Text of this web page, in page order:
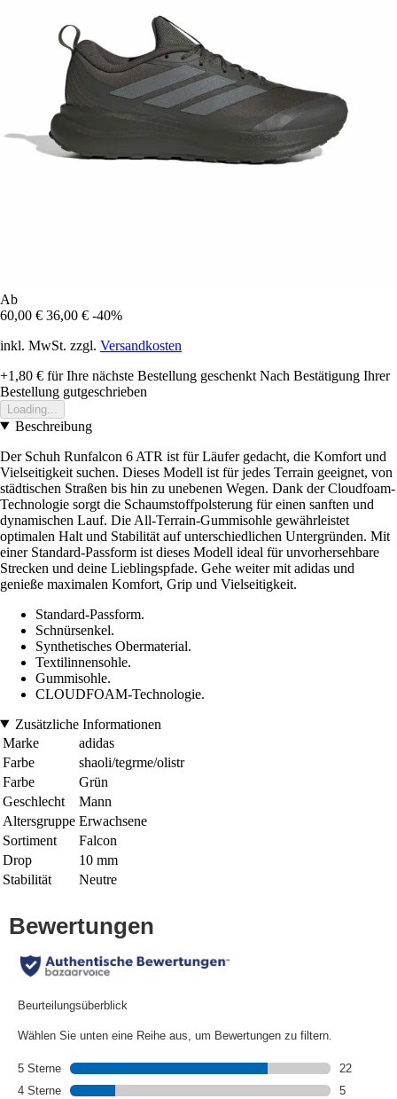
Ab
60,00 € 36,00 € -40%
inkl. MwSt. zzgl. Versandkosten
+1,80 € für Ihre nächste Bestellung geschenkt Nach Bestätigung Ihrer
Bestellung gutgeschrieben
Loading...
Beschreibung
Der Schuh Runfalcon 6 ATR ist für Läufer gedacht, die Komfort und
Vielseitigkeit suchen. Dieses Modell ist für jedes Terrain geeignet, von
städtischen Straßen bis hin zu unebenen Wegen. Dank der Cloudfoam-
Technologie sorgt die Schaumstoffpolsterung für einen sanften und
dynamischen Lauf. Die All-Terrain-Gummisohle gewährleistet
optimalen Halt und Stabilität auf unterschiedlichen Untergründen. Mit
einer Standard-Passform ist dieses Modell ideal für unvorhersehbare
Strecken und deine Lieblingspfade. Gehe weiter mit adidas und
genieße maximalen Komfort, Grip und Vielseitigkeit.
Standard-Passform.
Schnürsenkel.
Synthetisches Obermaterial.
Textilinnensohle.
Gummisohle.
CLOUDFOAM-Technologie.
Zusätzliche Informationen
Marke
adidas
Farbe
shaoli/tegrme/olistr
Farbe
Grün
Geschlecht
Mann
Altersgruppe Erwachsene
Sortiment
Falcon
Drop
10 mm
Stabilität
Neutre